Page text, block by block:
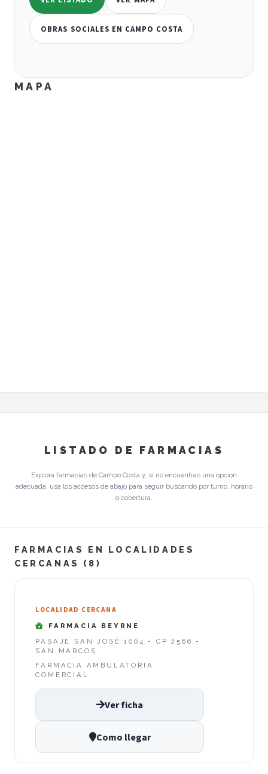
OBRAS SOCIALES EN CAMPO COSTA
MAPA
LISTADO DE FARMACIAS
Explora farmacias de Campo Costa y, si no encuentras una opcion
adecuada, usa los accesos de abajo para seguir buscando por turno, horario
o cobertura.
FARMACIAS EN LOCALIDADES
CERCANAS (8)
LOCALIDAD CERCANA
FARMACIA BEYRNE
PASAJE SAN JOSÉ 1004 - CP 2566 -
SAN MARCOS
FARMACIA AMBULATORIA
COMERCIAL
Ver ficha
Como llegar